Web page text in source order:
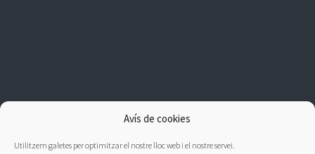
Avís de cookies
Utilitzem galetes per optimitzar el nostre lloc web i el nostre servei.